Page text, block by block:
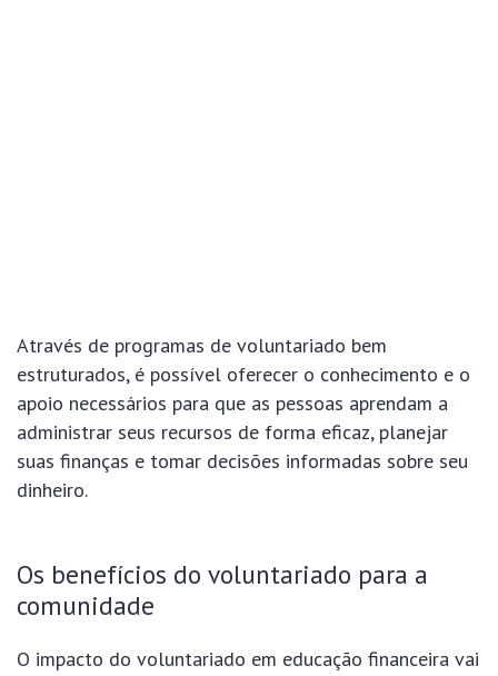
Através de programas de voluntariado bem
estruturados, é possível oferecer o conhecimento e o
apoio necessários para que as pessoas aprendam a
administrar seus recursos de forma eficaz, planejar
suas finanças e tomar decisões informadas sobre seu
dinheiro.
Os benefícios do voluntariado para a
comunidade
O impacto do voluntariado em educação financeira vai